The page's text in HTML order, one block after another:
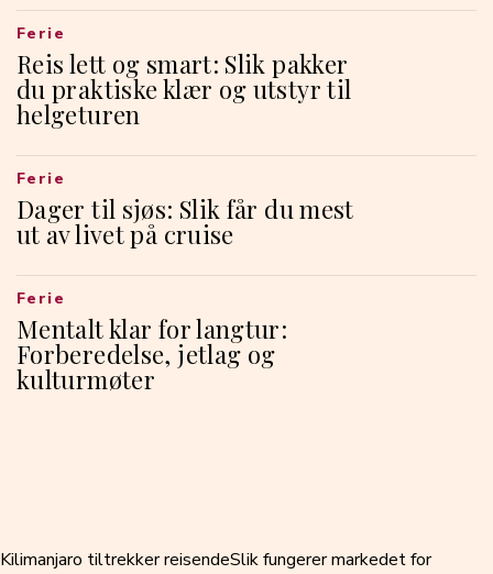
Reis lett og smart: Slik pakker
du praktiske klær og utstyr til
helgeturen
Ferie
Dager til sjøs: Slik får du mest
ut av livet på cruise
Ferie
Mentalt klar for langtur:
Forberedelse, jetlag og
kulturmøter
Ferie
Kilimanjaro tiltrekker reisendeSlik fungerer markedet for